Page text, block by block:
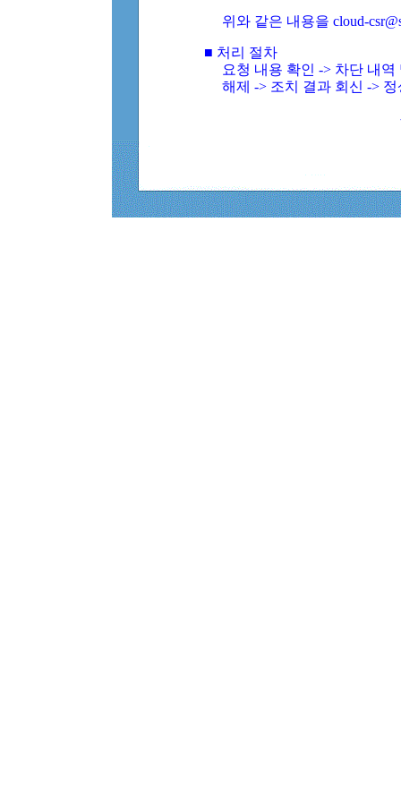
위와 같은 내용을 cloud-
■ 처리 절차
요청 내용 확인 -> 차단 내
해제 -> 조치 결과 회신 ->